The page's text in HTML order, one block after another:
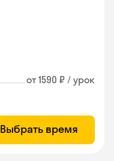
от 1590 ₽ / урок
Выбрать время